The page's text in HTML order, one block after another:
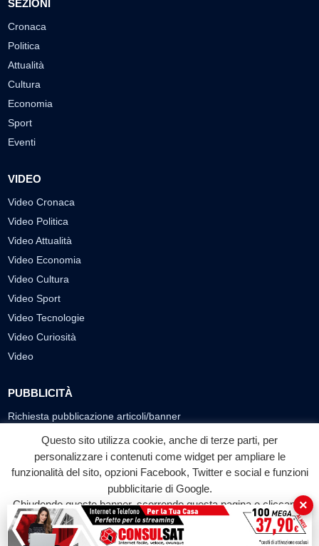
SEZIONI
Cronaca
Politica
Attualità
Cultura
Economia
Sport
Eventi
VIDEO
Video Cronaca
Video Politica
Video Attualità
Video Economia
Video Cultura
Video Sport
Video Tecnologie
Video Curiosità
Video
PUBBLICITÀ
Richiesta pubblicazione articoli/banner
SEGUICI SUI SOCIAL
f
Facebook
◎ ▶
YouTube
© 2026 LABTV - Tutti i diritti riservati
Questo sito utilizza cookie, anche di terze parti, per
personalizzare i contenuti come widget per ampliare le
funzionalità del sito, opzioni Facebook, Twitter e social e funzioni
pubblicitarie di Google.
Chiudendo questo banner, scorrendo questa pagina o cliccando
su qualunque suo elemento acconsenti all'uso dei cookie.
Accetta
×